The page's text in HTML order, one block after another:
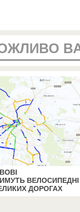
ВЕЛОСИПЕДНІ
ДОРОГАХ